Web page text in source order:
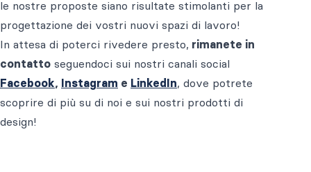
le nostre proposte siano risultate stimolanti per la
progettazione dei vostri nuovi spazi di lavoro!
In attesa di poterci rivedere presto, rimanete in
contatto seguendoci sui nostri canali social
Facebook, Instagram e LinkedIn, dove potrete
scoprire di più su di noi e sui nostri prodotti di
design!